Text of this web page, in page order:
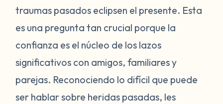
things in your relationship? Do they have a
to question their character? If yes, consider
whether that person is someone you should
be working to trust. Seek an objective
perspective from a loved one if you are
having a hard time discerning if someone
traumas pasados ​​eclipsen el presente. Esta
es una pregunta tan crucial porque la
confianza es el núcleo de los lazos
significativos con amigos, familiares y
parejas. Reconociendo lo difícil que puede
ser hablar sobre heridas pasadas, les